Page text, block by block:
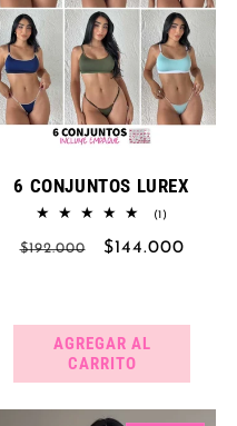
6 CONJUNTOS LUREX
(1)
totales
Precio
$192.000
Precio
$144.000
AGREGAR AL
CARRITO